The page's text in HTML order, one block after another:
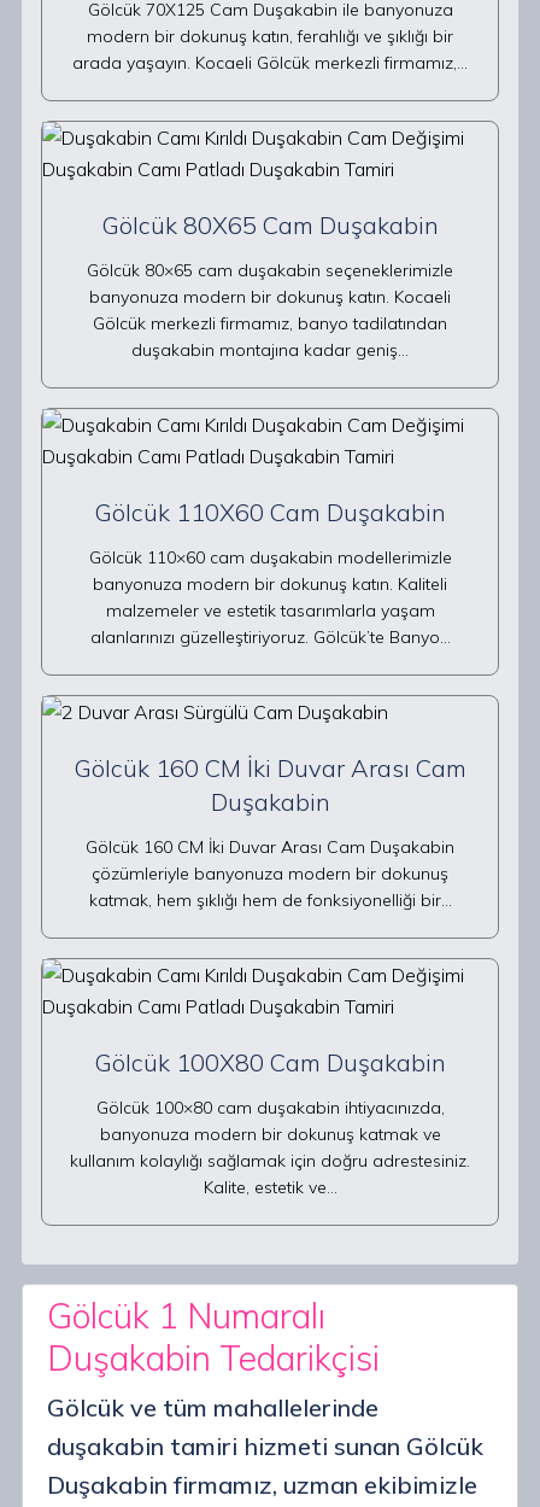
Gölcük 70X125 Cam Duşakabin ile banyonuza
modern bir dokunuş katın, ferahlığı ve şıklığı bir
arada yaşayın. Kocaeli Gölcük merkezli firmamız,…
Gölcük 80X65 Cam Duşakabin
Gölcük 80×65 cam duşakabin seçeneklerimizle
banyonuza modern bir dokunuş katın. Kocaeli
Gölcük merkezli firmamız, banyo tadilatından
duşakabin montajına kadar geniş…
Gölcük 110X60 Cam Duşakabin
Gölcük 110×60 cam duşakabin modellerimizle
banyonuza modern bir dokunuş katın. Kaliteli
malzemeler ve estetik tasarımlarla yaşam
alanlarınızı güzelleştiriyoruz. Gölcük’te Banyo…
Gölcük 160 CM İki Duvar Arası Cam
Duşakabin
Gölcük 160 CM İki Duvar Arası Cam Duşakabin
çözümleriyle banyonuza modern bir dokunuş
katmak, hem şıklığı hem de fonksiyonelliği bir…
Gölcük 100X80 Cam Duşakabin
Gölcük 100×80 cam duşakabin ihtiyacınızda,
banyonuza modern bir dokunuş katmak ve
kullanım kolaylığı sağlamak için doğru adrestesiniz.
Kalite, estetik ve…
Gölcük 1 Numaralı
Duşakabin Tedarikçisi
Gölcük ve tüm mahallelerinde
duşakabin tamiri hizmeti sunan Gölcük
Duşakabin firmamız, uzman ekibimizle